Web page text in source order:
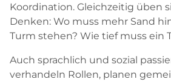
Koordination. Gleichzeitig üben
Denken: Wo muss mehr Sand
Turm stehen? Wie tief muss ein
Auch sprachlich und sozial
verhandeln Rollen, planen